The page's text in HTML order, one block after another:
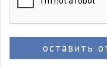
оставить